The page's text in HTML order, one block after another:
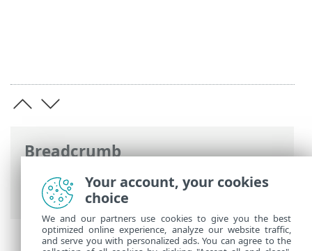
Breadcrumb
Ηλεκτρονική βοήθεια ESET>ESET
Endpoint Security
Έναρξη
Your account, your cookies
choice
We and our partners use cookies to give you the best
optimized online experience, analyze our website traffic,
and serve you with personalized ads. You can agree to the